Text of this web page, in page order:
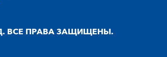
ВСЕ ПРАВА ЗАЩИЩЕНЫ.